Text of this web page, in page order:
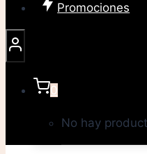
Promociones
0
No hay